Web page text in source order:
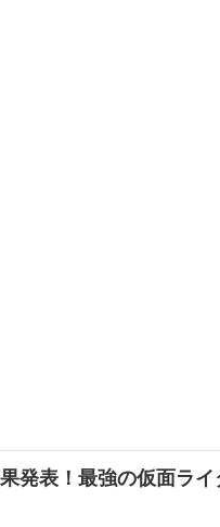
発表！最強の仮面ラ